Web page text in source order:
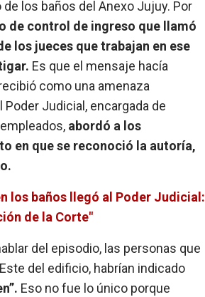
los baños del Anexo Jujuy. Por
de control de ingreso que llamó
los jueces que trabajan en ese
Es que el mensaje hacía
como una amenaza
Judicial, encargada de
abordó a los
en que se reconoció la autoría,
los baños llegó al Poder Judicial:
de la Corte"
del episodio, las personas que
del edificio, habrían indicado
Eso no fue lo único porque